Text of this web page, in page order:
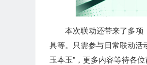
本次联动还带来了多项
具等。只需参与日常联动活
玉本玉”，更多内容等待各位